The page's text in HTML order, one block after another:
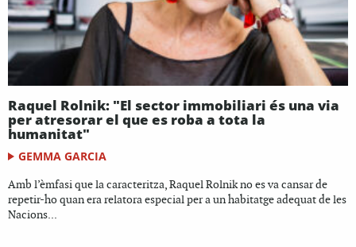
Raquel Rolnik: "El sector immobiliari és una via
per atresorar el que es roba a tota la
humanitat"
GEMMA GARCIA
Amb l’èmfasi que la caracteritza, Raquel Rolnik no es va cansar de
repetir-ho quan era relatora especial per a un habitatge adequat de les
Nacions...